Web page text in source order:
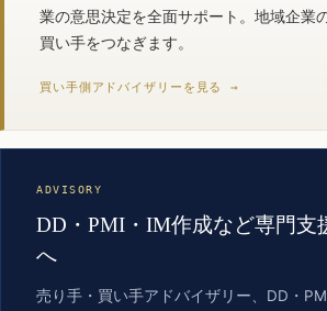
業の意思決定を全面サポート。地域企業
買い手をつなぎます。
買い手側アドバイザリーを見る →
ADVISORY
DD・PMI・IM作成など専門支
へ
売り手・買い手アドバイザリー、DD・